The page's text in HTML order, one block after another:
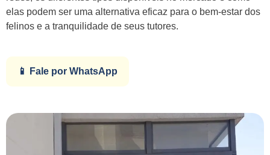
elas podem ser uma alternativa eficaz para o bem-estar dos
felinos e a tranquilidade de seus tutores.
📱 Fale por WhatsApp